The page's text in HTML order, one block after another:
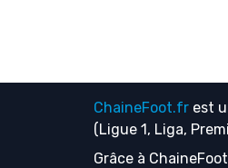
ChaineFoot.fr est
(Ligue 1, Liga,
Grâce à